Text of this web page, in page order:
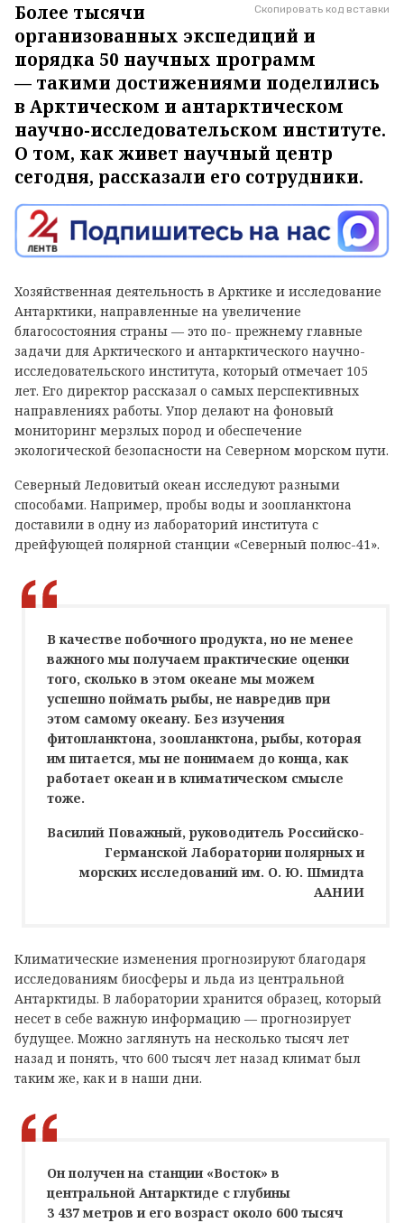
Скопировать код вставки
Более тысячи
организованных экспедиций и
порядка 50 научных программ
— такими достижениями поделились
в Арктическом и антарктическом
научно-исследовательском институте.
О том, как живет научный центр
сегодня, рассказали его сотрудники.
Хозяйственная деятельность в Арктике и исследование
Антарктики, направленные на увеличение
благосостояния страны — это по- прежнему главные
задачи для Арктического и антарктического научно-
исследовательского института, который отмечает 105
лет. Его директор рассказал о самых перспективных
направлениях работы. Упор делают на фоновый
мониторинг мерзлых пород и обеспечение
экологической безопасности на Северном морском пути.
Северный Ледовитый океан исследуют разными
способами. Например, пробы воды и зоопланктона
доставили в одну из лабораторий института с
дрейфующей полярной станции «Северный полюс-41».
В качестве побочного продукта, но не менее
важного мы получаем практические оценки
того, сколько в этом океане мы можем
успешно поймать рыбы, не навредив при
этом самому океану. Без изучения
фитопланктона, зоопланктона, рыбы, которая
им питается, мы не понимаем до конца, как
работает океан и в климатическом смысле
тоже.
Василий Поважный, руководитель Российско-
Германской Лаборатории полярных и
морских исследований им. О. Ю. Шмидта
ААНИИ
Климатические изменения прогнозируют благодаря
исследованиям биосферы и льда из центральной
Антарктиды. В лаборатории хранится образец, который
несет в себе важную информацию — прогнозирует
будущее. Можно заглянуть на несколько тысяч лет
назад и понять, что 600 тысяч лет назад климат был
таким же, как и в наши дни.
Он получен на станции «Восток» в
центральной Антарктиде с глубины
3 437 метров и его возраст около 600 тысяч